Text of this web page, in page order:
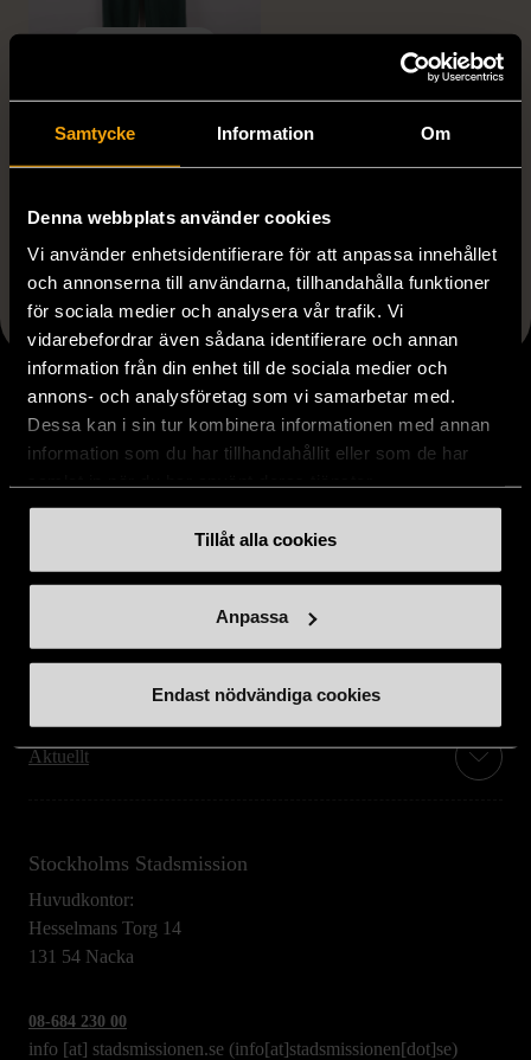
Samtycke Information Om
Denna webbplats använder cookies
Vi använder enhetsidentifierare för att anpassa innehållet
och annonserna till användarna, tillhandahålla funktioner
för sociala medier och analysera vår trafik. Vi
vidarebefordrar även sådana identifierare och annan
information från din enhet till de sociala medier och
annons- och analysföretag som vi samarbetar med.
Dessa kan i sin tur kombinera informationen med annan
information som du har tillhandahållit eller som de har
Tillåt alla cookies
Anpassa
Endast nödvändiga cookies
Gröna croppade byxor
med resårmidja
XS (32-34) Nytt skick
189 kr
Visar 5 av 5 produkter
Stöd oss
Handla second hand online
Aktuellt
Stockholms Stadsmission
Huvudkontor:
Hesselmans Torg 14
131 54 Nacka
08-684 230 00
info [at] stadsmissionen.se (info[at]stadsmissionen[dot]se)